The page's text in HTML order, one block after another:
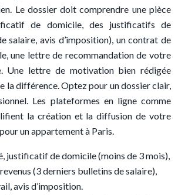
Le dossier doit comprendre une pièce
de domicile, des justificatifs de
salaire, avis d’imposition), un contrat de
une lettre de recommandation de votre
Une lettre de motivation bien rédigée
la différence. Optez pour un dossier clair,
Les plateformes en ligne comme
la création et la diffusion de votre
un appartement à Paris.
justificatif de domicile (moins de 3 mois),
(3 derniers bulletins de salaire),
avis d’imposition.